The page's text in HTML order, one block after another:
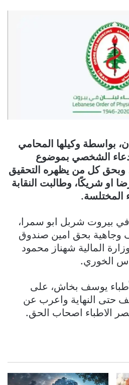
بواسطة وكيلها المحامي
الشخصي بموضوع
وبحق كل من يظهره التحقيق
او شريكًا، وطالبت النقابة
المختلسة.
بيروت شربل ابو سمرا،
وجاهية بحق امين صندوق
المالية شهناز محمود
الخوري.
يوسف بخاش، على
حتى النهاية واعرب عن
الاطباء اصحاب الحق.